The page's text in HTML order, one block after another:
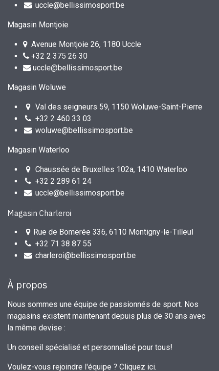
uccle@bellissimosport.be
Magasin Montjoie
Avenue Montjoie 26, 1180 Uccle
+32 2 375 26 30
uccle@bellissimosport.be
Magasin Woluwe
Val des seigneurs 59, 1150 Woluwe-Saint-Pierre
+32 2 460 33 03
woluwe@bellissimosport.be
Magasin Waterloo
Chaussée de Bruxelles 102a, 1410 Waterloo
+32 2 289 61 24
uccle@bellissimosport.be
Magasin Charleroi
Rue de Bomerée 336, 6110 Montigny-le-Tilleul
+32 71 38 87 55
charleroi@bellissimosport.be
À propos
Nous sommes une équipe de passionnés de sport. Nos
magasins existent maintenant depuis plus de 30 ans avec
la même devise :
Un conseil spécialisé et personnalisé pour tous!
Voulez-vous rejoindre l'équipe ? Cliquez ici.